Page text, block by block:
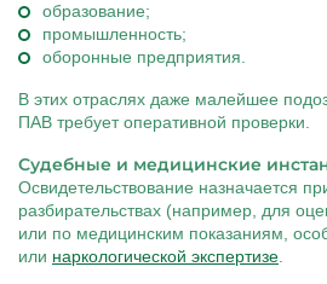
образование;
промышленность;
оборонные предприятия.
В этих отраслях даже малейшее
ПАВ требует оперативной проверки.
Судебные и медицинские
Освидетельствование назначается
разбирательствах (например, для
или по медицинским показаниям,
или наркологической экспертизе